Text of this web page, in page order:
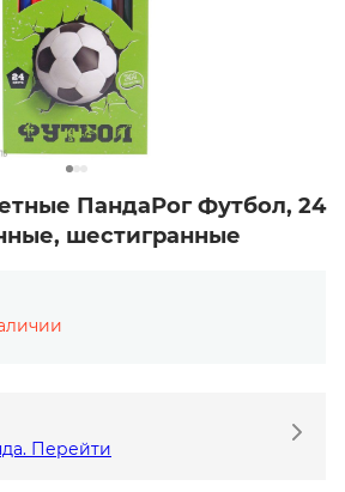
ПандаРог Футбол, 24
шестигранные
Перейти